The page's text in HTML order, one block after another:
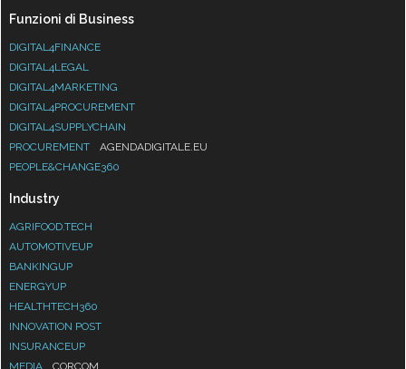
Funzioni di Business
DIGITAL4FINANCE
DIGITAL4LEGAL
DIGITAL4MARKETING
DIGITAL4PROCUREMENT
DIGITAL4SUPPLYCHAIN
PROCUREMENT
AGENDADIGITALE.EU
PEOPLE&CHANGE360
Industry
AGRIFOOD.TECH
AUTOMOTIVEUP
BANKINGUP
ENERGYUP
HEALTHTECH360
INNOVATION POST
INSURANCEUP